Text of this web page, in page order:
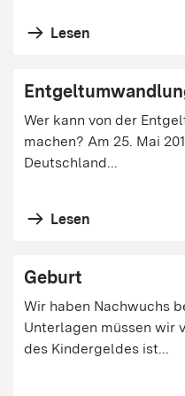
Lesen
Wer kann von der
machen? Am 25. Mai
Deutschland...
Lesen
Geburt
Wir haben Nachwuchs
Unterlagen müssen wir
des Kindergeldes ist...